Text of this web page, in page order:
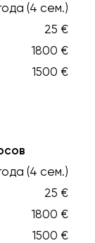
(4 сем.)
25 €
1800 €
1500 €
(4 сем.)
25 €
1800 €
1500 €